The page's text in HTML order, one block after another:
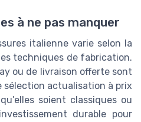
à ne pas manquer
italienne varie selon la
techniques de fabrication.
ou de livraison offerte sont
sélection actualisation à prix
soient classiques ou
durable pour